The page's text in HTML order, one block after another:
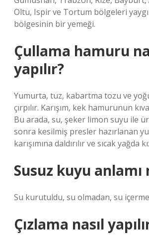
Oltu, Ispir ve Tortum bölgeleri
bölgesinin bir yemeği.
Çullama hamuru
yapılır?
Yumurta, tuz, kabartma tozu ve
çırpılır. Karışım, kek hamurunun
Bu arada, su, şeker limon suyu ile
sonra kesilmiş presler hazırlanan
karışımına daldırılır ve sıcak yağda
Susuz kuyu anlamı
Su kurutuldu, su olmadan, su
Çızlama nasıl